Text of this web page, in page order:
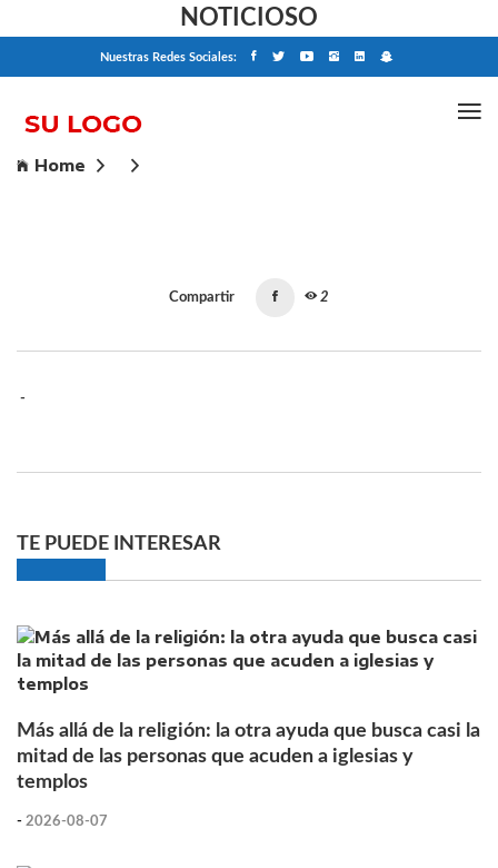
NOTICIOSO
Nuestras Redes Sociales:
Home
Compartir 2
-
TE PUEDE INTERESAR
Más allá de la religión: la otra ayuda que busca casi la
mitad de las personas que acuden a iglesias y
templos
- 2026-08-07